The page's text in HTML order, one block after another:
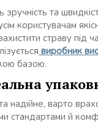
та
користувачам
страву під
виробник
базою.
варто
стандартами й